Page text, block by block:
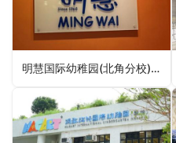
明慧国际幼稚园(北角分校)Ming Wai International Kindergarten (North Point Branch)（东区幼稚园）